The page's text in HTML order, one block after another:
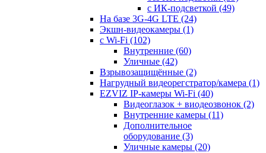
с ИК-подсветкой (49)
На базе 3G-4G LTE (24)
Экшн-видеокамеры (1)
с Wi-Fi (102)
Внутренние (60)
Уличные (42)
Взрывозащищённые (2)
Нагрудный видеорегстратор/камера (1)
EZVIZ IP-камеры Wi-Fi (40)
Видеоглазок + виодеозвонок (2)
Внутренние камеры (11)
Дополнительное
оборудование (3)
Уличные камеры (20)